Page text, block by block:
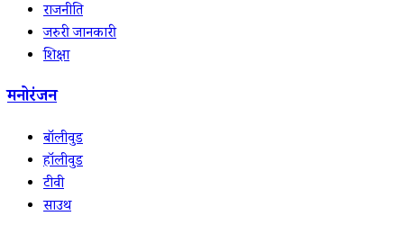
राजनीति
जरुरी जानकारी
शिक्षा
मनोरंजन
बॉलीवुड
हॉलीवुड
टीवी
साउथ